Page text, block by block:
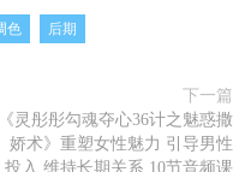
色 后期
下一篇
《灵彤彤勾魂夺心36计之魅惑撒
娇术》重塑女性魅力 引导男性
投入 维持长期关系 10节音频课